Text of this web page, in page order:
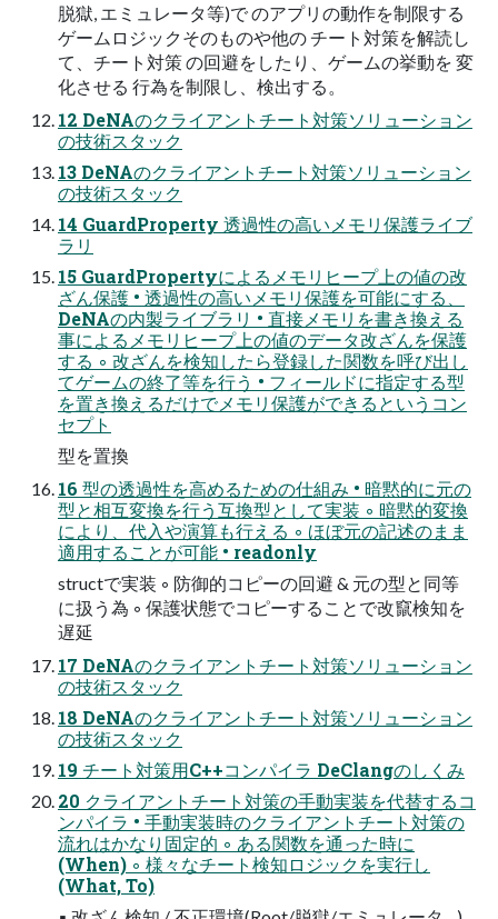
脱獄, エミュレータ等)で のアプリの動作を制限する
ゲームロジックそのものや他の チート対策を解読し
て、チート対策 の回避をしたり、ゲームの挙動を 変
化させる 行為を制限し、検出する。
12 DeNAのクライアントチート対策ソリューション
の技術スタック
13 DeNAのクライアントチート対策ソリューション
の技術スタック
14 GuardProperty 透過性の高いメモリ保護ライブ
ラリ
15 GuardPropertyによるメモリヒープ上の値の改
ざん保護 • 透過性の高いメモリ保護を可能にする、
DeNAの内製ライブラリ • 直接メモリを書き換える
事によるメモリヒープ上の値のデータ改ざんを保護
する ◦ 改ざんを検知したら登録した関数を呼び出し
てゲームの終了等を行う • フィールドに指定する型
を置き換えるだけでメモリ保護ができるというコン
セプト
型を置換
16 型の透過性を高めるための仕組み • 暗黙的に元の
型と相互変換を行う互換型として実装 ◦ 暗黙的変換
により、代入や演算も行える ◦ ほぼ元の記述のまま
適用することが可能 • readonly
structで実装 ◦ 防御的コピーの回避 & 元の型と同等
に扱う為 ◦ 保護状態でコピーすることで改竄検知を
遅延
17 DeNAのクライアントチート対策ソリューション
の技術スタック
18 DeNAのクライアントチート対策ソリューション
の技術スタック
19 チート対策用C++コンパイラ DeClangのしくみ
20 クライアントチート対策の手動実装を代替するコ
ンパイラ • 手動実装時のクライアントチート対策の
流れはかなり固定的 ◦ ある関数を通った時に
(When) ◦ 様々なチート検知ロジックを実行し
(What, To)